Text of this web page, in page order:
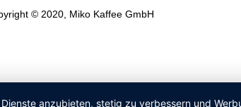
© 2020, Miko Kaffee GmbH
anzubieten, stetig zu verbessern und